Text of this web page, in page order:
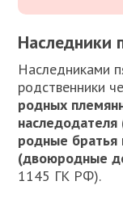
Наследники
Наследниками
родственники
родных
родные
(двоюродные
1145 ГК РФ).